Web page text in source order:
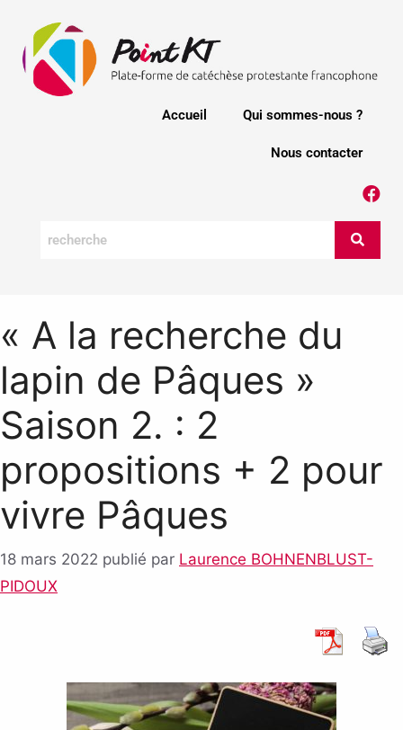
Accueil Qui sommes-nous ?
Nous contacter
« A la recherche du
lapin de Pâques »
Saison 2. : 2
propositions + 2 pour
vivre Pâques
18 mars 2022 publié par Laurence BOHNENBLUST-
PIDOUX